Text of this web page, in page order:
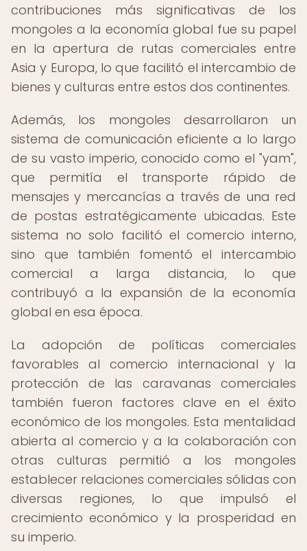
contribuciones más significativas de los
mongoles a la economía global fue su papel
en la apertura de rutas comerciales entre
Asia y Europa, lo que facilitó el intercambio de
bienes y culturas entre estos dos continentes.
Además, los mongoles desarrollaron un
sistema de comunicación eficiente a lo largo
de su vasto imperio, conocido como el "yam",
que permitía el transporte rápido de
mensajes y mercancías a través de una red
de postas estratégicamente ubicadas. Este
sistema no solo facilitó el comercio interno,
sino que también fomentó el intercambio
comercial a larga distancia, lo que
contribuyó a la expansión de la economía
global en esa época.
La adopción de políticas comerciales
favorables al comercio internacional y la
protección de las caravanas comerciales
también fueron factores clave en el éxito
económico de los mongoles. Esta mentalidad
abierta al comercio y a la colaboración con
otras culturas permitió a los mongoles
establecer relaciones comerciales sólidas con
diversas regiones, lo que impulsó el
crecimiento económico y la prosperidad en
su imperio.